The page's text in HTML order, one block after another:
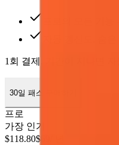
1회 결제. 기간이 지나면 자
30일 패스 구매하기
프로
가장 인기
$118.80$69